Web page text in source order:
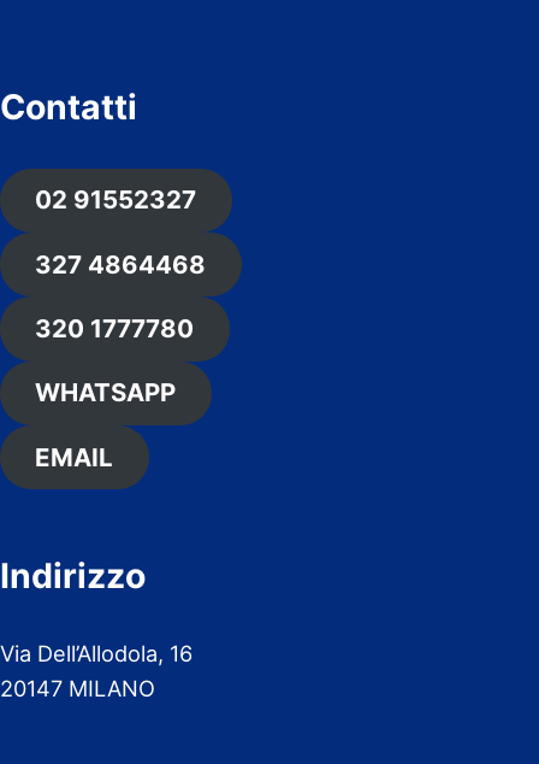
Contatti
02 91552327
327 4864468
320 1777780
WHATSAPP
EMAIL
Indirizzo
Via Dell’Allodola, 16
20147 MILANO